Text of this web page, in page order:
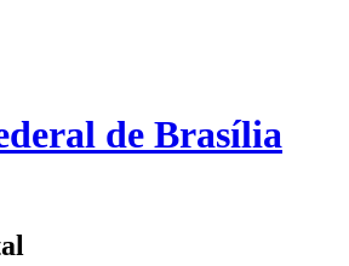
de Brasília